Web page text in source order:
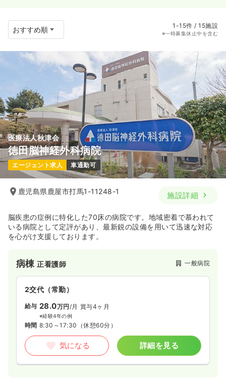
1-15件 / 15施設
※一時募集休止中を含む
医療法人秋津会
徳田脳神経外科病院
エージェント求人 車通勤可
鹿児島県鹿屋市打馬1-11248-1 施設詳細
脳疾患の症例に特化した70床の病院です。地域密着で慕われて
いる病院として定評があり、最新鋭の設備を用いて迅速な対応
を心がけ支援しております。
病棟正看護師 一般病院
2交代（常勤）
給与 28.0万円 /月 賞与4ヶ月
※経験4年の例
時間 8:30～17:30 （休憩60分）
気になる 詳細を見る